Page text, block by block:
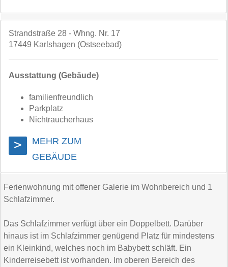
Strandstraße 28 - Whng. Nr. 17
17449 Karlshagen (Ostseebad)
Ausstattung (Gebäude)
familienfreundlich
Parkplatz
Nichtraucherhaus
>
MEHR ZUM
GEBÄUDE
Ferienwohnung mit offener Galerie im Wohnbereich und 1
Schlafzimmer.
Das Schlafzimmer verfügt über ein Doppelbett. Darüber
hinaus ist im Schlafzimmer genügend Platz für mindestens
ein Kleinkind, welches noch im Babybett schläft. Ein
Kinderreisebett ist vorhanden. Im oberen Bereich des